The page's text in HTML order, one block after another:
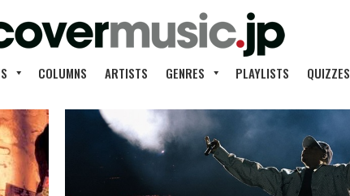
COLUMNS ARTISTS GENRES PLAYLISTS QUIZZES